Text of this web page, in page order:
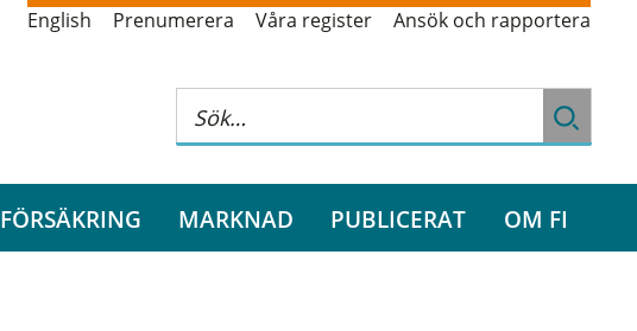
English Prenumerera Våra register Ansök och rapportera
FÖRSÄKRING MARKNAD PUBLICERAT OM FI